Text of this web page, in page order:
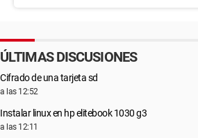
ÚLTIMAS DISCUSIONES
Cifrado de una tarjeta sd
a las 12:52
Instalar linux en hp elitebook 1030 g3
a las 12:11